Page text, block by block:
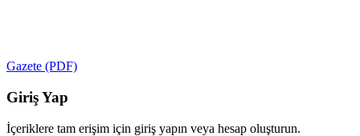
Gazete (PDF)
Giriş Yap
İçeriklere tam erişim için giriş yapın veya hesap oluşturun.